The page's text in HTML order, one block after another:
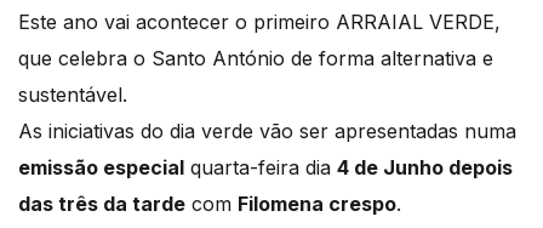
Este ano vai acontecer o primeiro ARRAIAL VERDE,
que celebra o Santo António de forma alternativa e
sustentável.
As iniciativas do dia verde vão ser apresentadas numa
emissão especial quarta-feira dia 4 de Junho depois
das três da tarde com Filomena crespo.